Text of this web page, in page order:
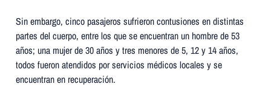
Sin embargo, cinco pasajeros sufrieron contusiones en distintas
partes del cuerpo, entre los que se encuentran un hombre de 53
años; una mujer de 30 años y tres menores de 5, 12 y 14 años,
todos fueron atendidos por servicios médicos locales y se
encuentran en recuperación.